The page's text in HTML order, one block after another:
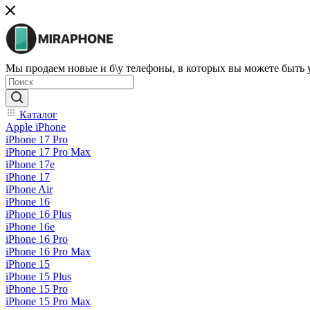
Мы продаем новые и б\у телефоны, в которых вы можете быть
Каталог
Apple iPhone
iPhone 17 Pro
iPhone 17 Pro Max
iPhone 17e
iPhone 17
iPhone Air
iPhone 16
iPhone 16 Plus
iPhone 16e
iPhone 16 Pro
iPhone 16 Pro Max
iPhone 15
iPhone 15 Plus
iPhone 15 Pro
iPhone 15 Pro Max